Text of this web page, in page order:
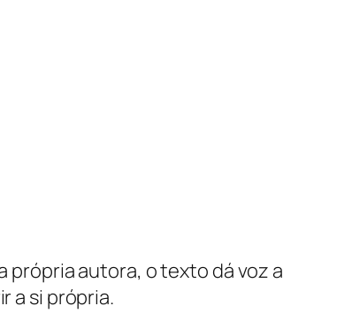
própria autora, o texto dá voz a
a si própria.